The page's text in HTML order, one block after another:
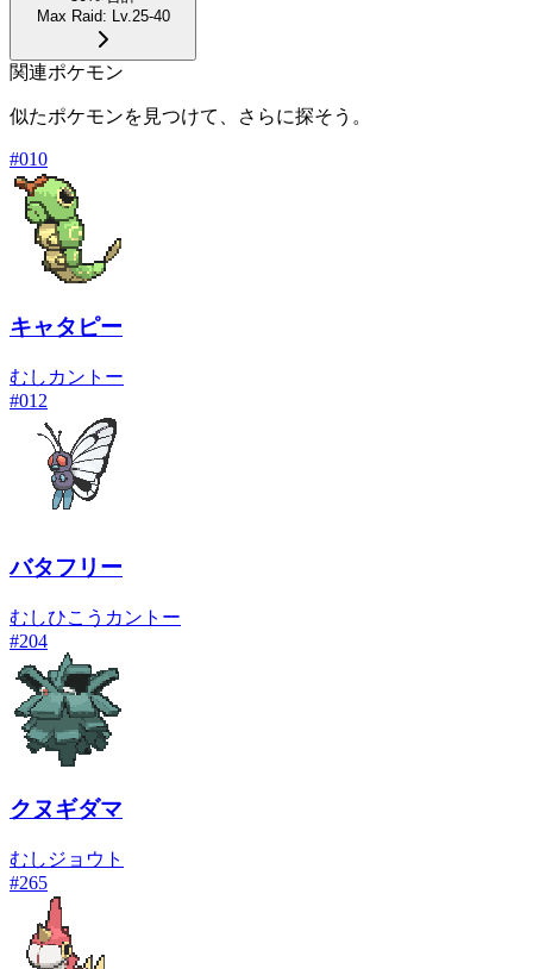
Max Raid: Lv.25-40
関連ポケモン
似たポケモンを見つけて、さらに探そう。
#010
キャタピー
むし カントー
#012
バタフリー
むしひこう カントー
#204
クヌギダマ
むし ジョウト
#265